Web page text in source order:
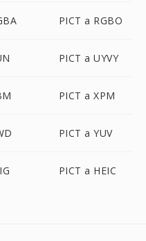
PICT a RGBO
PICT a UYVY
PICT a XPM
PICT a YUV
PICT a HEIC